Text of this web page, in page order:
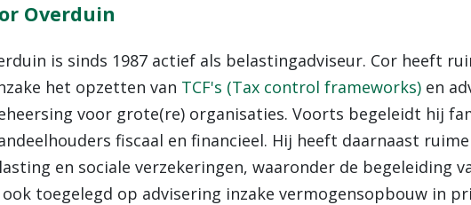
Overduin
is sinds 1987 actief als belastingadviseur. Cor heeft
het opzetten van TCF's (Tax control frameworks) en
voor grote(re) organisaties. Voorts begeleidt hij
fiscaal en financieel. Hij heeft daarnaast
en sociale verzekeringen, waaronder de begeleiding
toegelegd op advisering inzake vermogensopbouw in